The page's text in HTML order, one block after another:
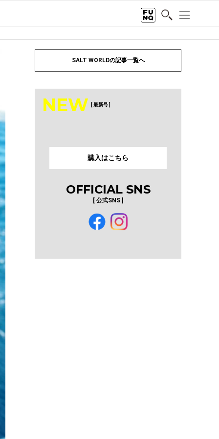
SALT WORLDの記事一覧へ
NEW [ 最新号 ]
購入はこちら
OFFICIAL SNS
[ 公式SNS ]